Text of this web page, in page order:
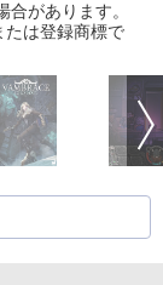
があります。
は登録商標で